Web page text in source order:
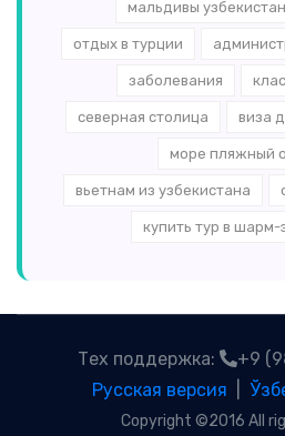
мальдивы
отдых в турции
заболевания
северная столица виза
море пляжный
вьетнам из узбекистана
купить тур в
Тех поддержка:
+9
Русская версия
Copyright ©2016 All